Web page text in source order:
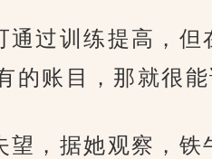
过训练提高，但
账目，那就很能
，据她观察，